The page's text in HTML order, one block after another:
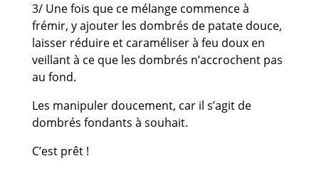
3/ Une fois que ce mélange commence à
frémir, y ajouter les dombrés de patate douce,
laisser réduire et caraméliser à feu doux en
veillant à ce que les dombrés n’accrochent pas
au fond.
Les manipuler doucement, car il s’agit de
dombrés fondants à souhait.
C’est prêt !